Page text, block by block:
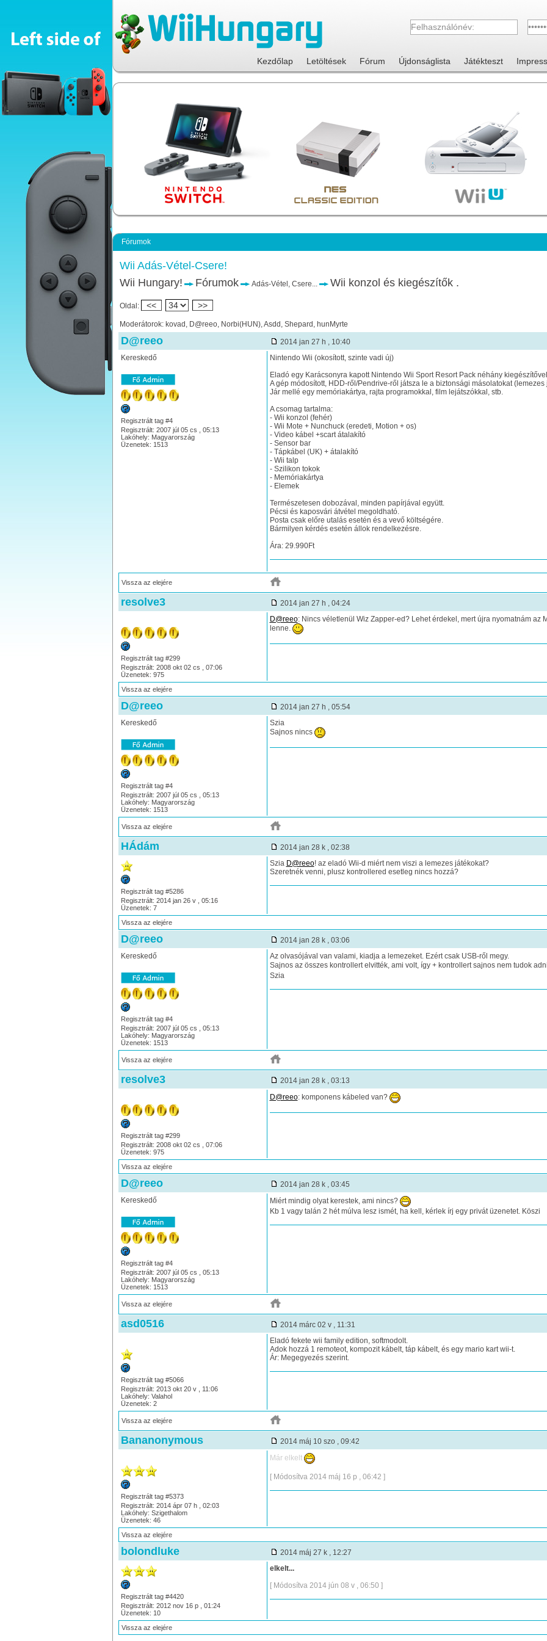
Kezdőlap Letöltések Fórum Újdonságlista Játékteszt
Fórumok
Wii Adás-Vétel-Csere!
Wii Hungary!
Fórumok Adás-Vétel, Csere... Wii konzol és kiegészítők .
Oldal: << >>
Moderátorok: kovad, D@reeo, Norbi(HUN), Asdd, Shepard, hunMyrte
D@reeo
2014 jan 27 h , 10:40
Kereskedő
Regisztrált tag #4
Regisztrált: 2007 júl 05 cs , 05:13
Lakóhely: Magyarország
Üzenetek: 1513
Nintendo Wii (okosított, szinte vadi új)
Eladó egy Karácsonyra kapott Nintendo Wii Sport Resort Pack néhány
A gép módosított, HDD-ről/Pendrive-ről játsza le a biztonsági másolatokat (lemezes
Jár mellé egy memóriakártya, rajta programokkal, film lejátszókkal, stb.
A csomag tartalma:
- Wii konzol (fehér)
- Wii Mote + Nunchuck (eredeti, Motion + os)
- Video kábel +scart átalakító
- Sensor bar
- Tápkábel (UK) + átalakító
- Wii talp
- Szilikon tokok
- Memóriakártya
- Elemek
Természetesen dobozával, minden papírjával együtt.
Pécsi és kaposvári átvétel megoldható.
Posta csak előre utalás esetén és a vevő költségére.
Bármilyen kérdés esetén állok rendelkezésre.
Ára: 29.990Ft
Vissza az elejére
resolve3 2014 jan 27 h , 04:24
Regisztrált tag #299
Regisztrált: 2008 okt 02 cs , 07:06
Üzenetek: 975
D@reeo: Nincs véletlenül Wiz Zapper-ed? Lehet érdekel, mert újra nyomatnám az
lenne.
Vissza az elejére
D@reeo
2014 jan 27 h , 05:54
Kereskedő
Regisztrált tag #4
Regisztrált: 2007 júl 05 cs , 05:13
Lakóhely: Magyarország
Üzenetek: 1513
Szia
Sajnos nincs
Vissza az elejére
HÁdám 2014 jan 28 k , 02:38
Regisztrált tag #5286
Regisztrált: 2014 jan 26 v , 05:16
Üzenetek: 7
Szia D@reeo! az eladó Wii-d miért nem viszi a lemezes játékokat?
Szeretnék venni, plusz kontrollered esetleg nincs hozzá?
Vissza az elejére
D@reeo
2014 jan 28 k , 03:06
Kereskedő
Regisztrált tag #4
Regisztrált: 2007 júl 05 cs , 05:13
Lakóhely: Magyarország
Üzenetek: 1513
Az olvasójával van valami, kiadja a lemezeket. Ezért csak USB-ről megy.
Sajnos az összes kontrollert elvitték, ami volt, így + kontrollert sajnos nem tudok
Szia
Vissza az elejére
resolve3 2014 jan 28 k , 03:13
Regisztrált tag #299
Regisztrált: 2008 okt 02 cs , 07:06
Üzenetek: 975
D@reeo: komponens kábeled van?
Vissza az elejére
D@reeo
2014 jan 28 k , 03:45
Kereskedő
Regisztrált tag #4
Regisztrált: 2007 júl 05 cs , 05:13
Lakóhely: Magyarország
Üzenetek: 1513
Miért mindig olyat kerestek, ami nincs?
Kb 1 vagy talán 2 hét múlva lesz ismét, ha kell, kérlek írj egy privát üzenetet. Köszi
Vissza az elejére
asd0516 2014 márc 02 v , 11:31
Regisztrált tag #5066
Regisztrált: 2013 okt 20 v , 11:06
Lakóhely: Valahol
Üzenetek: 2
Eladó fekete wii family edition, softmodolt.
Adok hozzá 1 remoteot, kompozit kábelt, táp kábelt, és egy mario kart wii-t.
Ár: Megegyezés szerint.
Vissza az elejére
Bananonymous 2014 máj 10 szo , 09:42
Regisztrált tag #5373
Regisztrált: 2014 ápr 07 h , 02:03
Lakóhely: Szigethalom
Üzenetek: 46
Már elkelt
[ Módosítva 2014 máj 16 p , 06:42 ]
Vissza az elejére
bolondluke 2014 máj 27 k , 12:27
Regisztrált tag #4420
Regisztrált: 2012 nov 16 p , 01:24
Üzenetek: 10
elkelt...
[ Módosítva 2014 jún 08 v , 06:50 ]
Vissza az elejére